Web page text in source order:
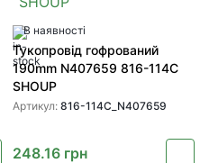
В наявності
Тукопровід гофрований
190mm N407659 816-114C
SHOUP
Артикул: 816-114C_N407659
248.16 грн